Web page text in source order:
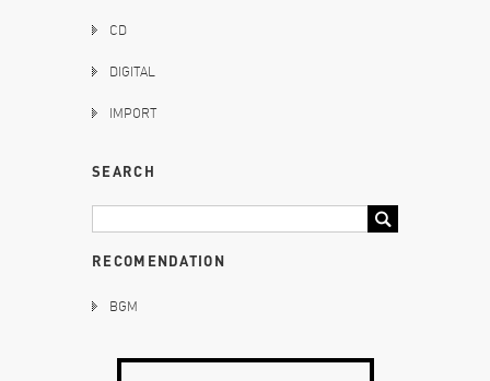
CD
DIGITAL
IMPORT
SEARCH
RECOMENDATION
BGM